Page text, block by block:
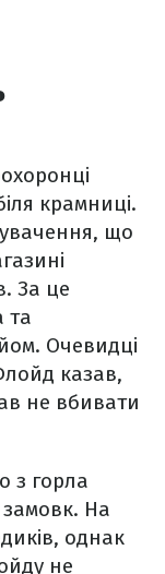
крамниці.
що
За це
та
Очевидці
казав,
не вбивати
з горла
замовк. На
однак
не